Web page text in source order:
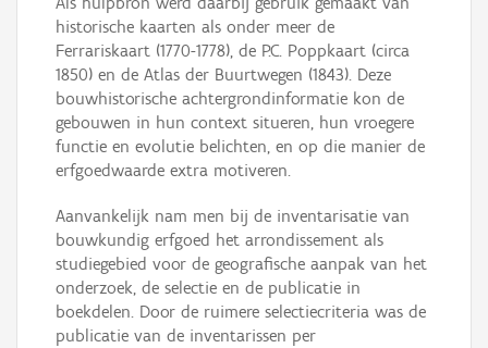
historische kaarten als onder meer de
Ferrariskaart (1770-1778), de P.C. Poppkaart (circa
1850) en de Atlas der Buurtwegen (1843). Deze
bouwhistorische achtergrondinformatie kon de
gebouwen in hun context situeren, hun vroegere
functie en evolutie belichten, en op die manier de
erfgoedwaarde extra motiveren.
Aanvankelijk nam men bij de inventarisatie van
bouwkundig erfgoed het arrondissement als
studiegebied voor de geografische aanpak van het
onderzoek, de selectie en de publicatie in
boekdelen. Door de ruimere selectiecriteria was de
publicatie van de inventarissen per